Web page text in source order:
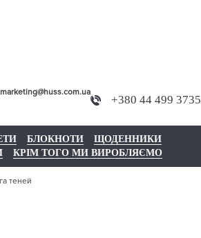
+380 44 499 3735
marketing@huss.com.ua
БЛОКНОТИ
ЩОДЕННИКИ
КРІМ ТОГО МИ ВИРОБЛЯЄМО
теней